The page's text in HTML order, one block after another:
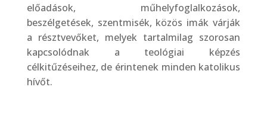
előadások, műhelyfoglalkozások,
beszélgetések, szentmisék, közös imák várják
a résztvevőket, melyek tartalmilag szorosan
kapcsolódnak a teológiai képzés
célkitűzéseihez, de érintenek minden katolikus
hívőt.